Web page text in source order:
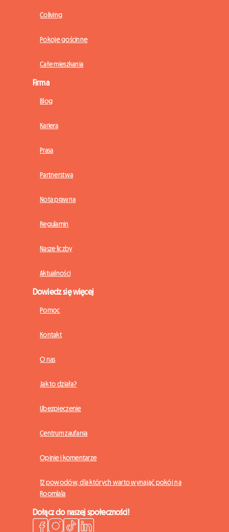
Coliving
Pokoje gościnne
Całe mieszkania
Firma
Blog
Kariera
Prasa
Partnerstwa
Nota prawna
Regulamin
Nasze liczby
Aktualności
Dowiedz się więcej
Pomoc
Kontakt
O nas
Jak to działa?
Ubezpieczenie
Centrum zaufania
Opinie i komentarze
12 powodów, dla których warto wynająć pokój na
Roomlala
Dołącz do naszej społeczności!